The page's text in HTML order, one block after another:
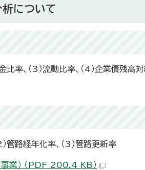
について
比率、（3）流動比率、（4）企業債残高
管路経年化率、（3）管路更新率
業） （PDF 200.4 KB）